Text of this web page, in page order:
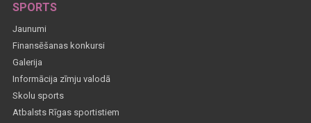
SPORTS
Jaunumi
Finansēšanas konkursi
Galerija
Informācija zīmju valodā
Skolu sports
Atbalsts Rīgas sportistiem